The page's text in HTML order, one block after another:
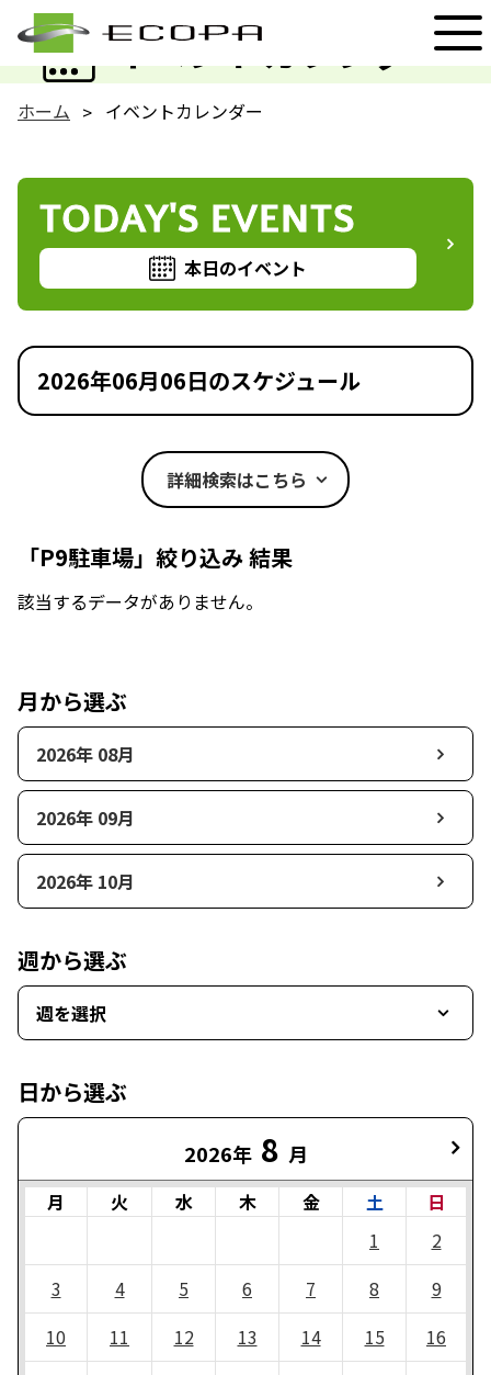
イベントカレンダー
EVENT
ホーム イベントカレンダー
TODAY'S EVENTS
本日のイベント
2026年06月06日のスケジュール
詳細検索はこちら
「P9駐車場」絞り込み 結果
該当するデータがありません。
月から選ぶ
2026年 08月
2026年 09月
2026年 10月
週から選ぶ
週を選択
日から選ぶ
2026年 8 月
月 火 水 木 金 土
日
1
2
3
4 5 6 7 8
9
10
11 12 13 14 15
16